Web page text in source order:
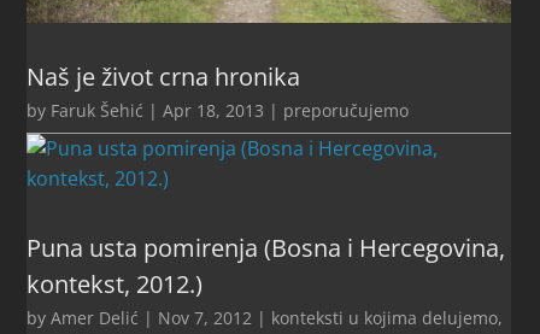
Naš je život crna hronika
by Faruk Šehić |Apr 18, 2013 | preporučujemo
Puna usta pomirenja (Bosna i Hercegovina,
kontekst, 2012.)
byAmer Delić | Nov 7, 2012 | konteksti u kojima delujemo,